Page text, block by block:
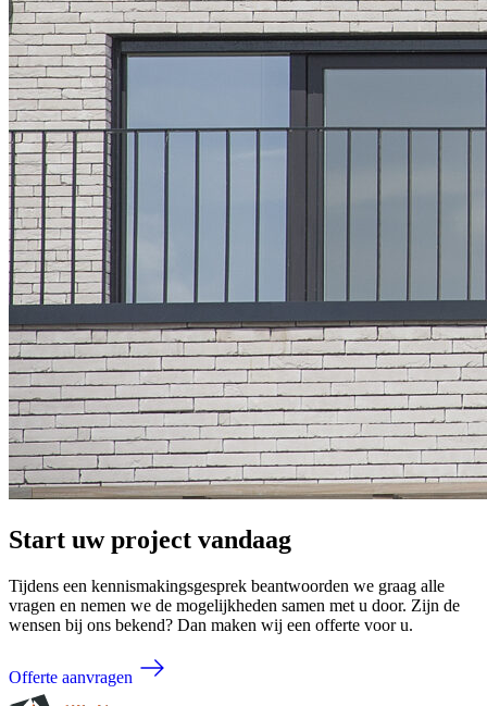
Start uw project vandaag
Tijdens een kennismakingsgesprek beantwoorden we graag alle
vragen en nemen we de mogelijkheden samen met u door. Zijn de
wensen bij ons bekend? Dan maken wij een offerte voor u.
Offerte aanvragen